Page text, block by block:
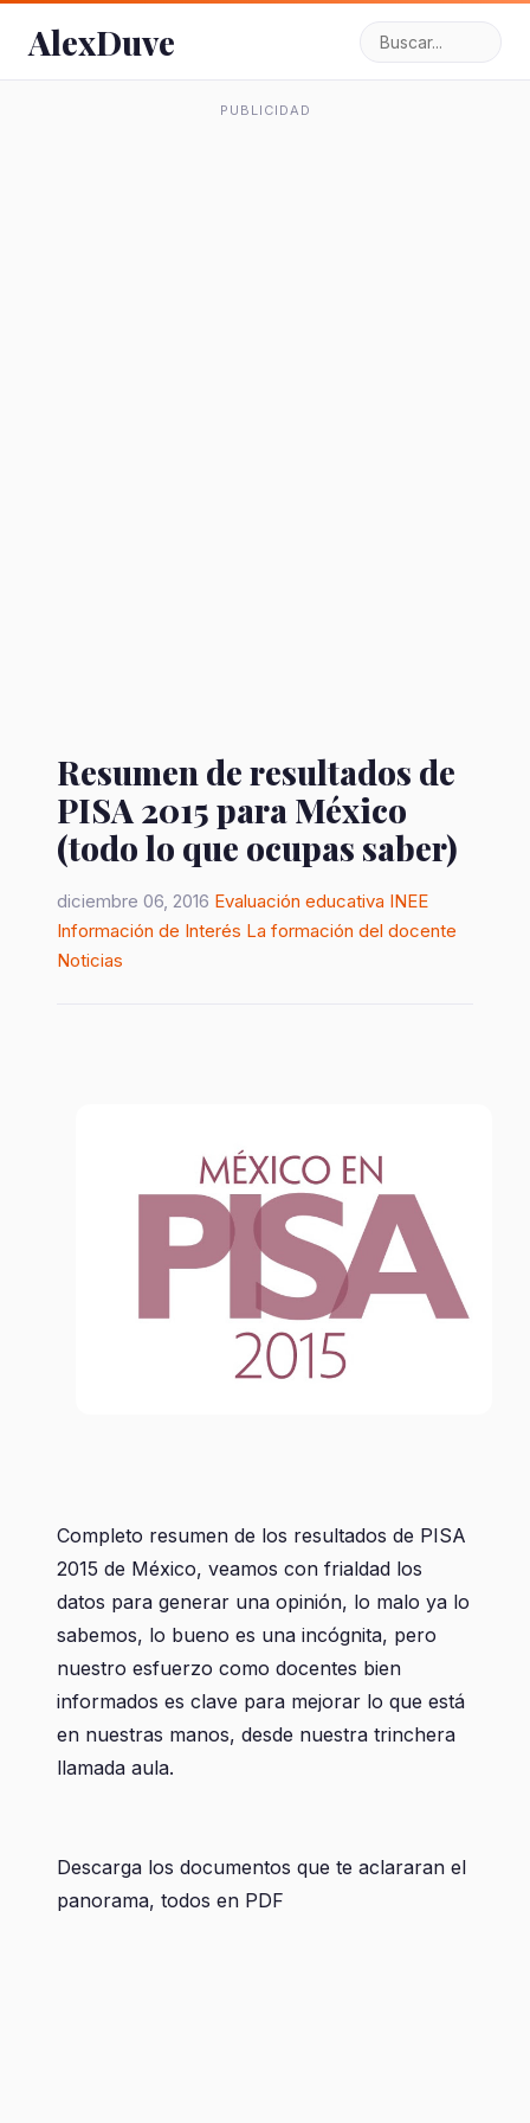
AlexDuve
PUBLICIDAD
Resumen de resultados de
PISA 2015 para México
(todo lo que ocupas saber)
diciembre 06, 2016 Evaluación educativa INEE
Información de Interés La formación del docente
Noticias
Completo resumen de los resultados de PISA
2015 de México, veamos con frialdad los
datos para generar una opinión, lo malo ya lo
sabemos, lo bueno es una incógnita, pero
nuestro esfuerzo como docentes bien
informados es clave para mejorar lo que está
en nuestras manos, desde nuestra trinchera
llamada aula.
Descarga los documentos que te aclararan el
panorama, todos en PDF